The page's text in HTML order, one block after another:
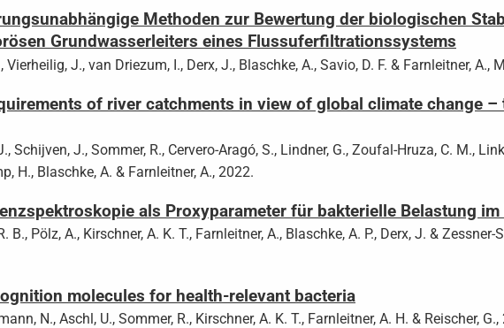
Methoden zur Bewertung der biologischen
Grundwasserleiters eines Flussuferfiltrationssystems
Vierheilig, J., van Driezum, I., Derx, J., Blaschke, A., Savio, D. F. & Farnleitner, A.,
of river catchments in view of global climate change –
Schijven, J., Sommer, R., Cervero-Aragó, S., Lindner, G., Zoufal-Hruza, C. M.,
H., Blaschke, A. & Farnleitner, A., 2022.
als Proxyparameter für bakterielle Belastung im
B., Pölz, A., Kirschner, A. K. T., Farnleitner, A., Blaschke, A. P., Derx, J. & Zessner-
molecules for health-relevant bacteria
N., Aschl, U., Sommer, R., Kirschner, A. K. T., Farnleitner, A. H. & Reischer, G.,